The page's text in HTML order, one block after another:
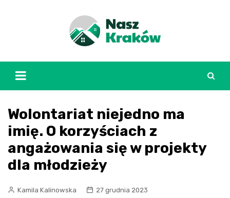
Wolontariat niejedno ma
imię. O korzyściach z
angażowania się w projekty
dla młodzieży
Kamila Kalinowska
27 grudnia 2023